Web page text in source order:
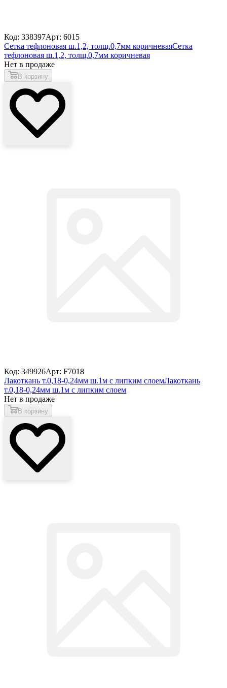
Код: 338397Арт: 6015
Сетка тефлоновая ш.1,2, толщ.0,7мм коричневаяСетка
тефлоновая ш.1,2, толщ.0,7мм коричневая
Нет в продаже
В корзину
Код: 349926Арт: F7018
Лакоткань т.0,18-0,24мм ш.1м с липким слоемЛакоткань
т.0,18-0,24мм ш.1м с липким слоем
Нет в продаже
В корзину